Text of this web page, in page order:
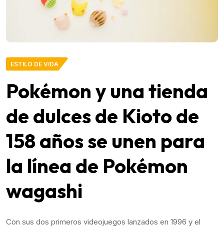
ESTILO DE VIDA
Pokémon y una tienda
de dulces de Kioto de
158 años se unen para
la línea de Pokémon
wagashi
Con sus dos primeros videojuegos lanzados en 1996 y el